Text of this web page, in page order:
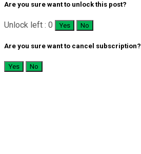
Are you sure want to unlock this post?
Unlock left : 0 Yes No
Are you sure want to cancel subscription?
Yes No